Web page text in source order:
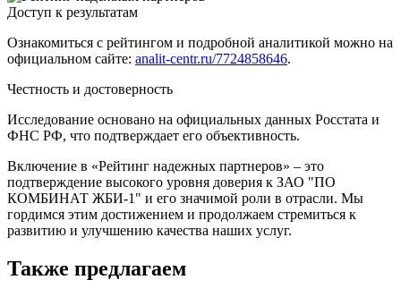
Доступ к результатам
Ознакомиться с рейтингом и подробной аналитикой можно на
официальном сайте: analit-centr.ru/7724858646.
Честность и достоверность
Исследование основано на официальных данных Росстата и
ФНС РФ, что подтверждает его объективность.
Включение в «Рейтинг надежных партнеров» – это
подтверждение высокого уровня доверия к ЗАО "ПО
КОМБИНАТ ЖБИ-1" и его значимой роли в отрасли. Мы
гордимся этим достижением и продолжаем стремиться к
развитию и улучшению качества наших услуг.
Также предлагаем